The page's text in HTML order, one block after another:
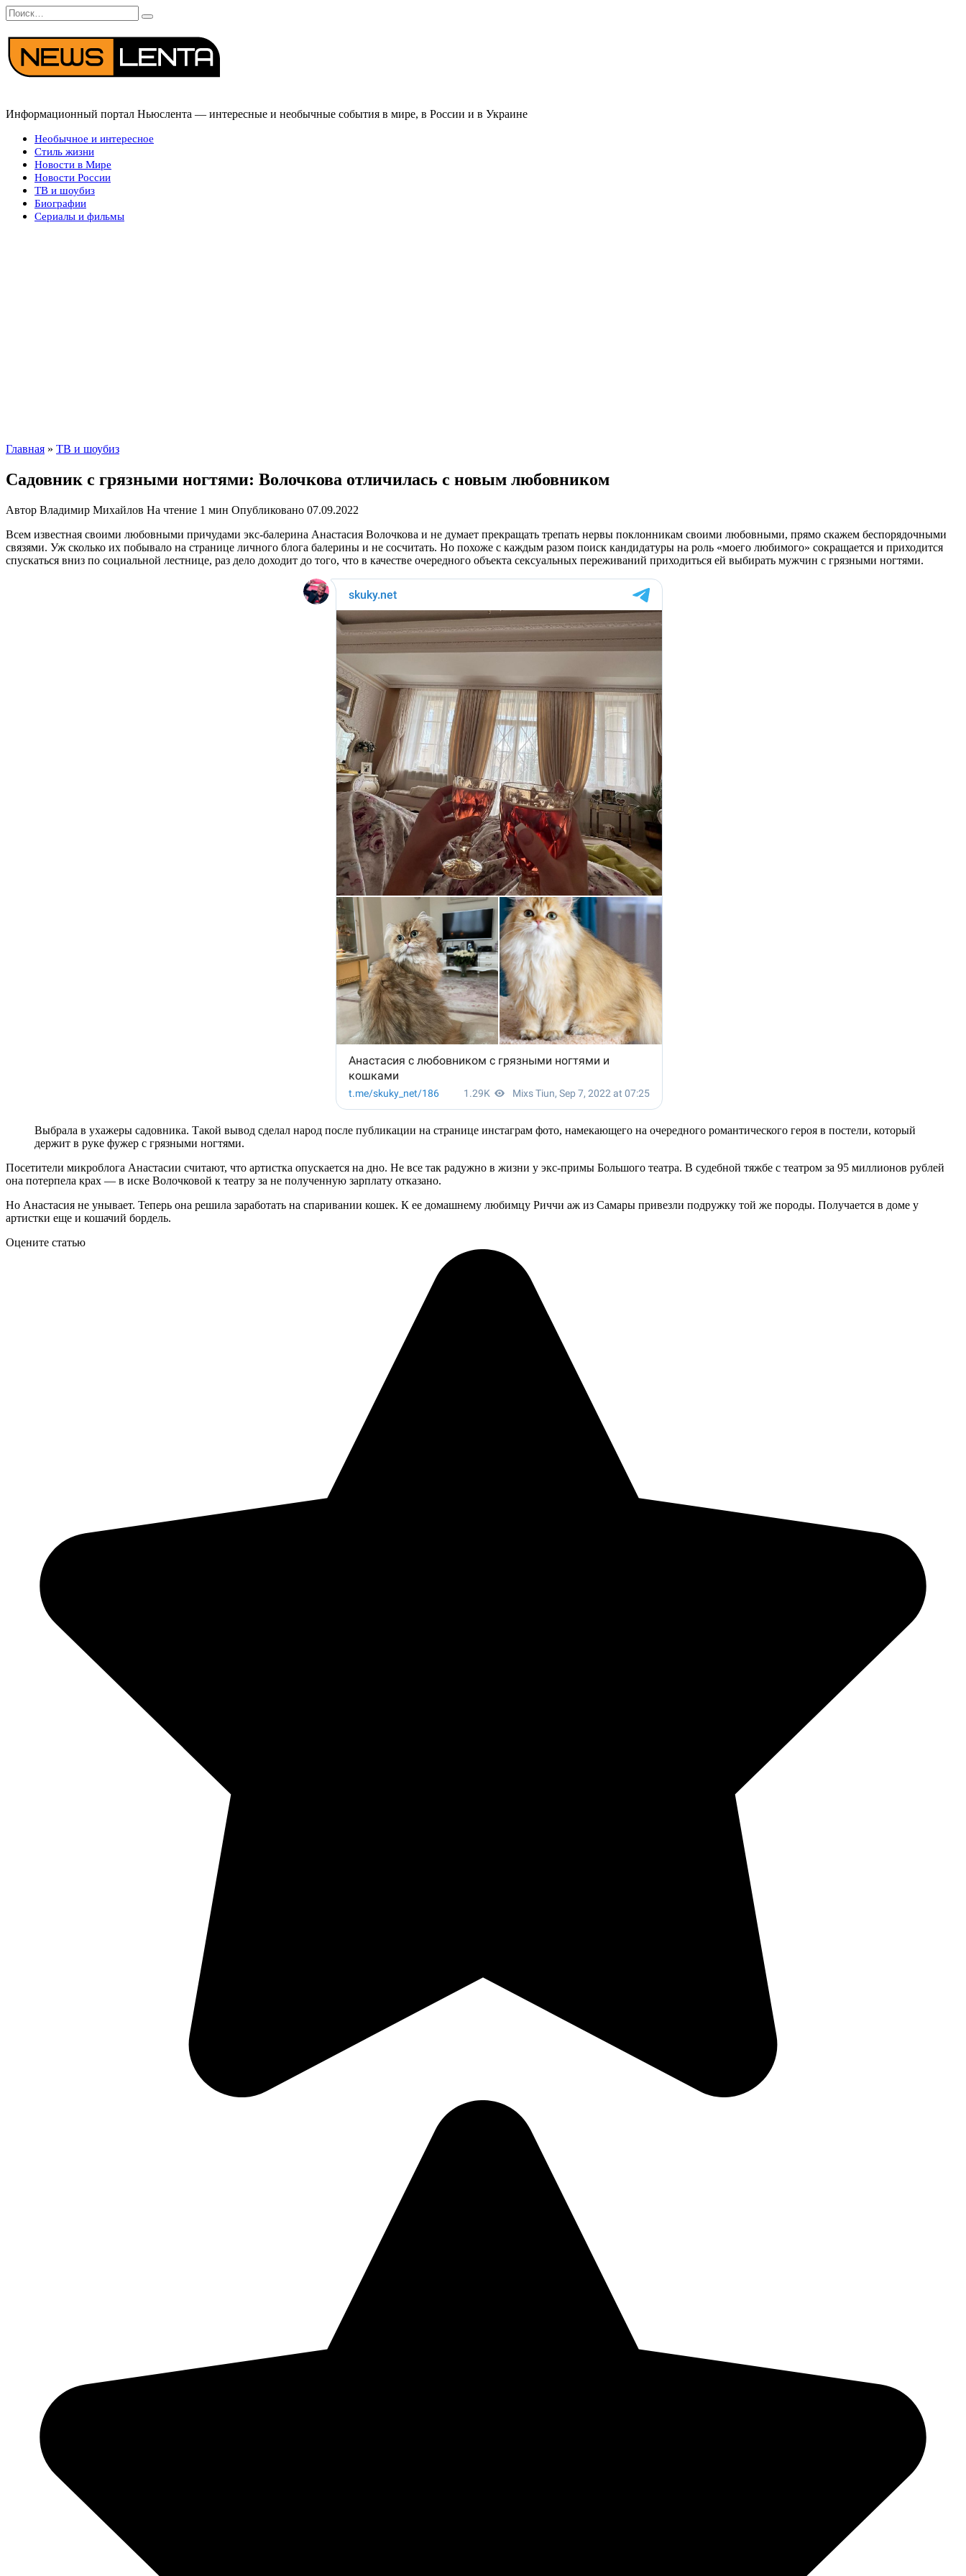
Перейти
к
содержанию
Search
for:
Информационный портал Ньюслента — интересные и необычные события в мире, в России и в Украине
Необычное и интересное
Стиль жизни
Новости в Мире
Новости России
ТВ и шоубиз
Биографии
Сериалы и фильмы
Главная » ТВ и шоубиз
Садовник с грязными ногтями: Волочкова отличилась с новым любовником
Автор Владимир Михайлов На чтение 1 мин Опубликовано 07.09.2022
Всем известная своими любовными причудами экс-балерина Анастасия Волочкова и не думает прекращать трепать нервы поклонникам своими любовными, прямо скажем беспорядочными
связями. Уж сколько их побывало на странице личного блога балерины и не сосчитать. Но похоже с каждым разом поиск кандидатуры на роль «моего любимого» сокращается и приходится
спускаться вниз по социальной лестнице, раз дело доходит до того, что в качестве очередного объекта сексуальных переживаний приходиться ей выбирать мужчин с грязными ногтями.
Выбрала в ухажеры садовника. Такой вывод сделал народ после публикации на странице инстаграм фото, намекающего на очередного романтического героя в постели, который
держит в руке фужер с грязными ногтями.
Посетители микроблога Анастасии считают, что артистка опускается на дно. Не все так радужно в жизни у экс-примы Большого театра. В судебной тяжбе с театром за 95 миллионов рублей
она потерпела крах — в иске Волочковой к театру за не полученную зарплату отказано.
Но Анастасия не унывает. Теперь она решила заработать на спаривании кошек. К ее домашнему любимцу Риччи аж из Самары привезли подружку той же породы. Получается в доме у
артистки еще и кошачий бордель.
Оцените статью